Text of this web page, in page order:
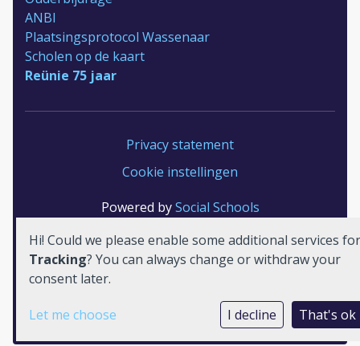
ANBI
Plaatsingsprotocol Wassenaar
Scholen op de kaart
Reünie 75 jaar
Privacy statement
Cookie instellingen
Powered bySocial Schools
Hi! Could we please enable some additional services for
Tracking? You can always change or withdraw your
consent later.
Let me choose I decline That's ok